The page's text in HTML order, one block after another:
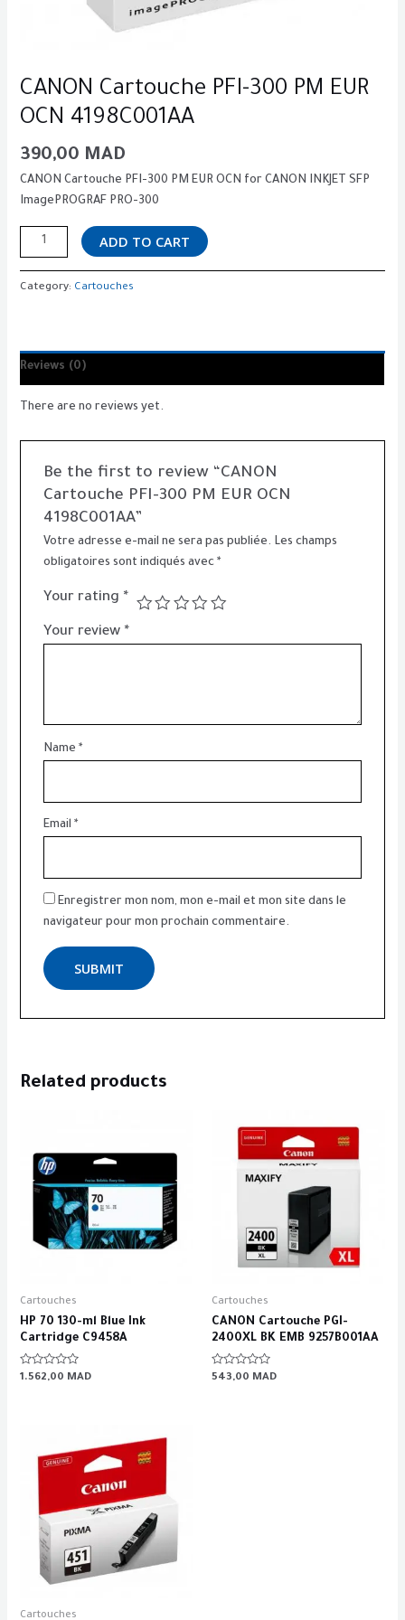
CANON Cartouche PFI-300 PM EUR
OCN 4198C001AA
390,00 MAD
CANON Cartouche PFI-300 PM EUR OCN for CANON INKJET SFP
ImagePROGRAF PRO-300
ADD TO CART
Category: Cartouches
Reviews (0)
There are no reviews yet.
Be the first to review “CANON
Cartouche PFI-300 PM EUR OCN
4198C001AA”
Votre adresse e-mail ne sera pas publiée. Les champs
obligatoires sont indiqués avec *
Your rating *
Your review *
Name *
Email *
Enregistrer mon nom, mon e-mail et mon site dans le
navigateur pour mon prochain commentaire.
Related products
Cartouches
HP 70 130-ml Blue Ink
Cartridge C9458A
Rated
1.562,00 MAD
Cartouches
CANON Cartouche PGI-
2400XL BK EMB 9257B001AA
Rated
543,00 MAD
Cartouches